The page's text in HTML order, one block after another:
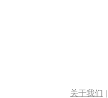
关于我们 |